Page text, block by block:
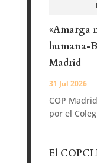
«Amarga
humana-
Madrid
31 Jul 2026
COP
por el
El